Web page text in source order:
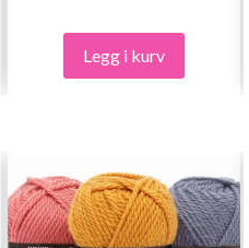
Legg i kurv